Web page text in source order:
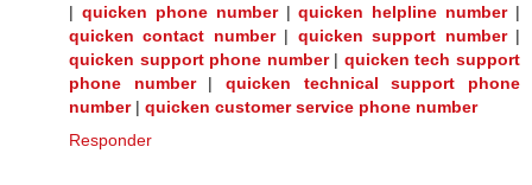
| quicken phone number|quicken helpline number|
quicken contact number| quicken support number|
quicken support phone number| quicken tech support
phone number|quicken technical support phone
number| quicken customer service phone number
Responder